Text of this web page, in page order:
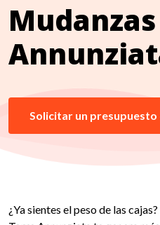
Solicitar un presupuesto
¿Ya sientes el peso de las